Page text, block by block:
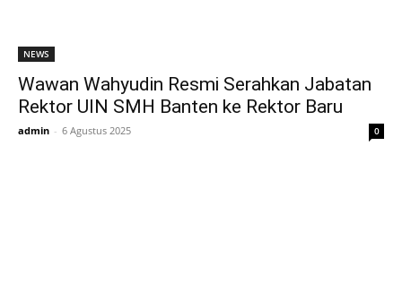
NEWS
Wawan Wahyudin Resmi Serahkan Jabatan
Rektor UIN SMH Banten ke Rektor Baru
admin - 6 Agustus 2025 0